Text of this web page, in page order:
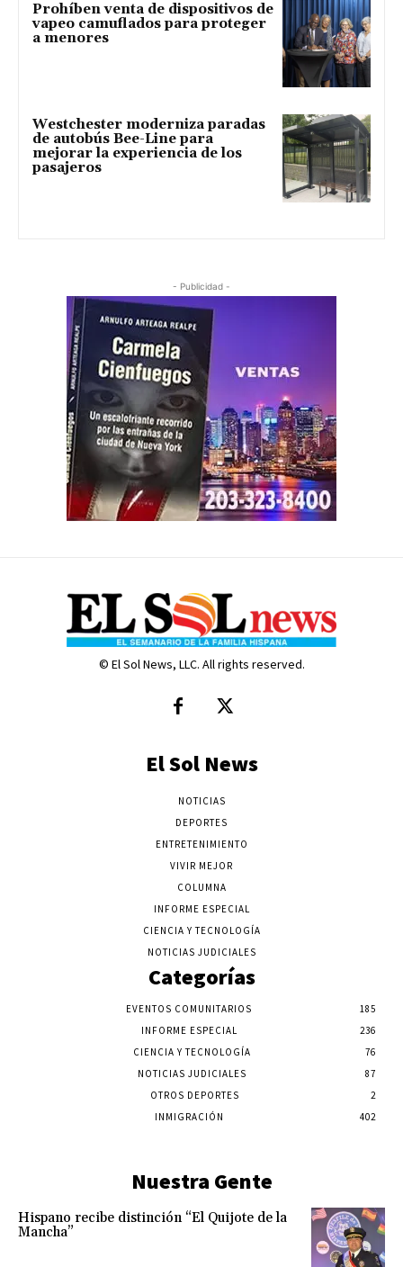
Prohíben venta de dispositivos de
vapeo camuflados para proteger
a menores
Westchester moderniza paradas
de autobús Bee-Line para
mejorar la experiencia de los
pasajeros
- Publicidad -
© El Sol News, LLC. All rights reserved.
El Sol News
NOTICIAS
DEPORTES
ENTRETENIMIENTO
VIVIR MEJOR
COLUMNA
INFORME ESPECIAL
CIENCIA Y TECNOLOGÍA
NOTICIAS JUDICIALES
Categorías
EVENTOS COMUNITARIOS
185
INFORME ESPECIAL
236
CIENCIA Y TECNOLOGÍA
76
NOTICIAS JUDICIALES
87
OTROS DEPORTES
2
INMIGRACIÓN
402
Nuestra Gente
Hispano recibe distinción “El Quijote de la
Mancha”